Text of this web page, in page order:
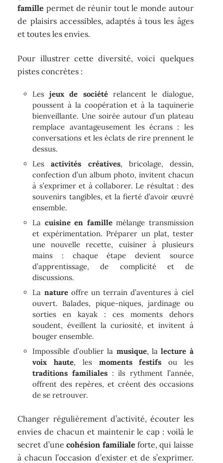
famille permet de réunir tout le monde autour
de plaisirs accessibles, adaptés à tous les âges
et toutes les envies.
Pour illustrer cette diversité, voici quelques
pistes concrètes :
Lesjeux de sociétérelancent le dialogue,
poussent à la coopération et à la taquinerie
bienveillante. Une soirée autour d’un plateau
remplace avantageusement les écrans : les
conversations et les éclats de rire prennent le
dessus.
Lesactivités créatives, bricolage, dessin,
confection d’un album photo, invitent chacun
à s’exprimer et à collaborer. Le résultat : des
souvenirs tangibles, et la fierté d’avoir œuvré
ensemble.
La cuisine en famillemélange transmission
et expérimentation. Préparer un plat, tester
une nouvelle recette, cuisiner à plusieurs
mains : chaque étape devient source
d’apprentissage, de complicité et de
discussions.
La natureoffre un terrain d’aventures à ciel
ouvert. Balades, pique-niques, jardinage ou
sorties en kayak : ces moments dehors
soudent, éveillent la curiosité, et invitent à
bouger ensemble.
Impossible d’oublier la musique, lalecture à
voix haute, les moments festifs ou les
traditions familiales : ils rythment l’année,
offrent des repères, et créent des occasions
de se retrouver.
Changer régulièrement d’activité, écouter les
envies de chacun et maintenir le cap : voilà le
secret d’unecohésion familiale forte, qui laisse
à chacun l’occasion d’exister et de s’exprimer.